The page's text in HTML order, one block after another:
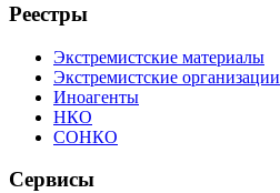
Реестры
Экстремистские материалы
Экстремистские организации
Иноагенты
НКО
СОНКО
Сервисы